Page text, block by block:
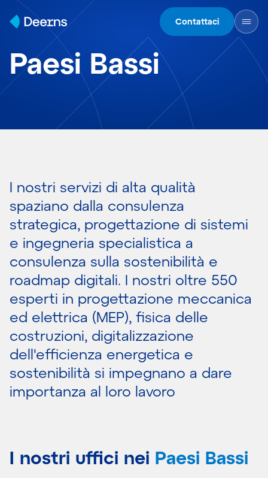
Skip to content
Contattaci
Paesi Bassi
I nostri servizi di alta qualità
spaziano dalla consulenza
strategica, progettazione di sistemi
e ingegneria specialistica a
consulenza sulla sostenibilità e
roadmap digitali. I nostri oltre 550
esperti in progettazione meccanica
ed elettrica (MEP), fisica delle
costruzioni, digitalizzazione
dell'efficienza energetica e
sostenibilità si impegnano a dare
importanza al loro lavoro
I nostri uffici nei Paesi Bassi